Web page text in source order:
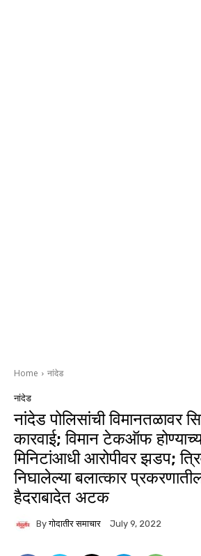
Home नांदेड
नांदेड
नांदेड पोलिसांची विमानतळावर
कारवाई; विमान टेकऑफ
मिनिटांआधी आरोपीवर झडप;
निघालेल्या बलात्कार
हैदराबादेत अटक
By गोदातीर समाचार July 9, 2022